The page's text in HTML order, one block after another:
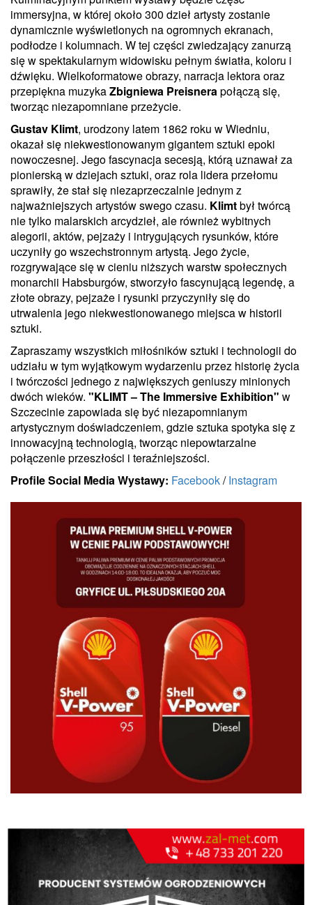
immersyjna, w której około 300 dzieł artysty zostanie
dynamicznie wyświetlonych na ogromnych ekranach,
podłodze i kolumnach. W tej części zwiedzający zanurzą
się w spektakularnym widowisku pełnym światła, koloru i
dźwięku. Wielkoformatowe obrazy, narracja lektora oraz
przepiękna muzykaZbigniewa Preisnera połączą się,
tworząc niezapomniane przeżycie.
Gustav Klimt, urodzony latem 1862 roku w Wiedniu,
okazał się niekwestionowanym gigantem sztuki epoki
nowoczesnej. Jego fascynacja secesją, którą uznawał za
pionierską w dziejach sztuki, oraz rola lidera przełomu
sprawiły, że stał się niezaprzeczalnie jednym z
najważniejszych artystów swego czasu. Klimtbył twórcą
nie tylko malarskich arcydzieł, ale również wybitnych
alegorii, aktów, pejzaży i intrygujących rysunków, które
uczyniły go wszechstronnym artystą. Jego życie,
rozgrywające się w cieniu niższych warstw społecznych
monarchii Habsburgów, stworzyło fascynującą legendę, a
złote obrazy, pejzaże i rysunki przyczyniły się do
utrwalenia jego niekwestionowanego miejsca w historii
sztuki.
Zapraszamy wszystkich miłośników sztuki i technologii do
udziału w tym wyjątkowym wydarzeniu przez historię życia
i twórczości jednego z największych geniuszy minionych
dwóch wieków. "KLIMT – The Immersive Exhibition" w
Szczecinie zapowiada się być niezapomnianym
artystycznym doświadczeniem, gdzie sztuka spotyka się z
innowacyjną technologią, tworząc niepowtarzalne
połączenie przeszłości i teraźniejszości.
Profile Social Media Wystawy: Facebook/Instagram